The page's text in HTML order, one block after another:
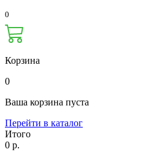
0
Корзина
0
Ваша корзина пуста
Перейти в каталог
Итого
0 р.